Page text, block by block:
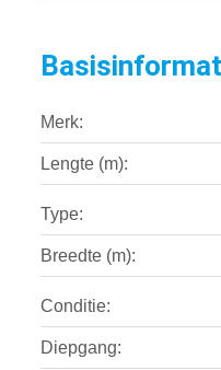
Merk:
Lengte (m):
Type:
Breedte (m):
Conditie:
Diepgang: